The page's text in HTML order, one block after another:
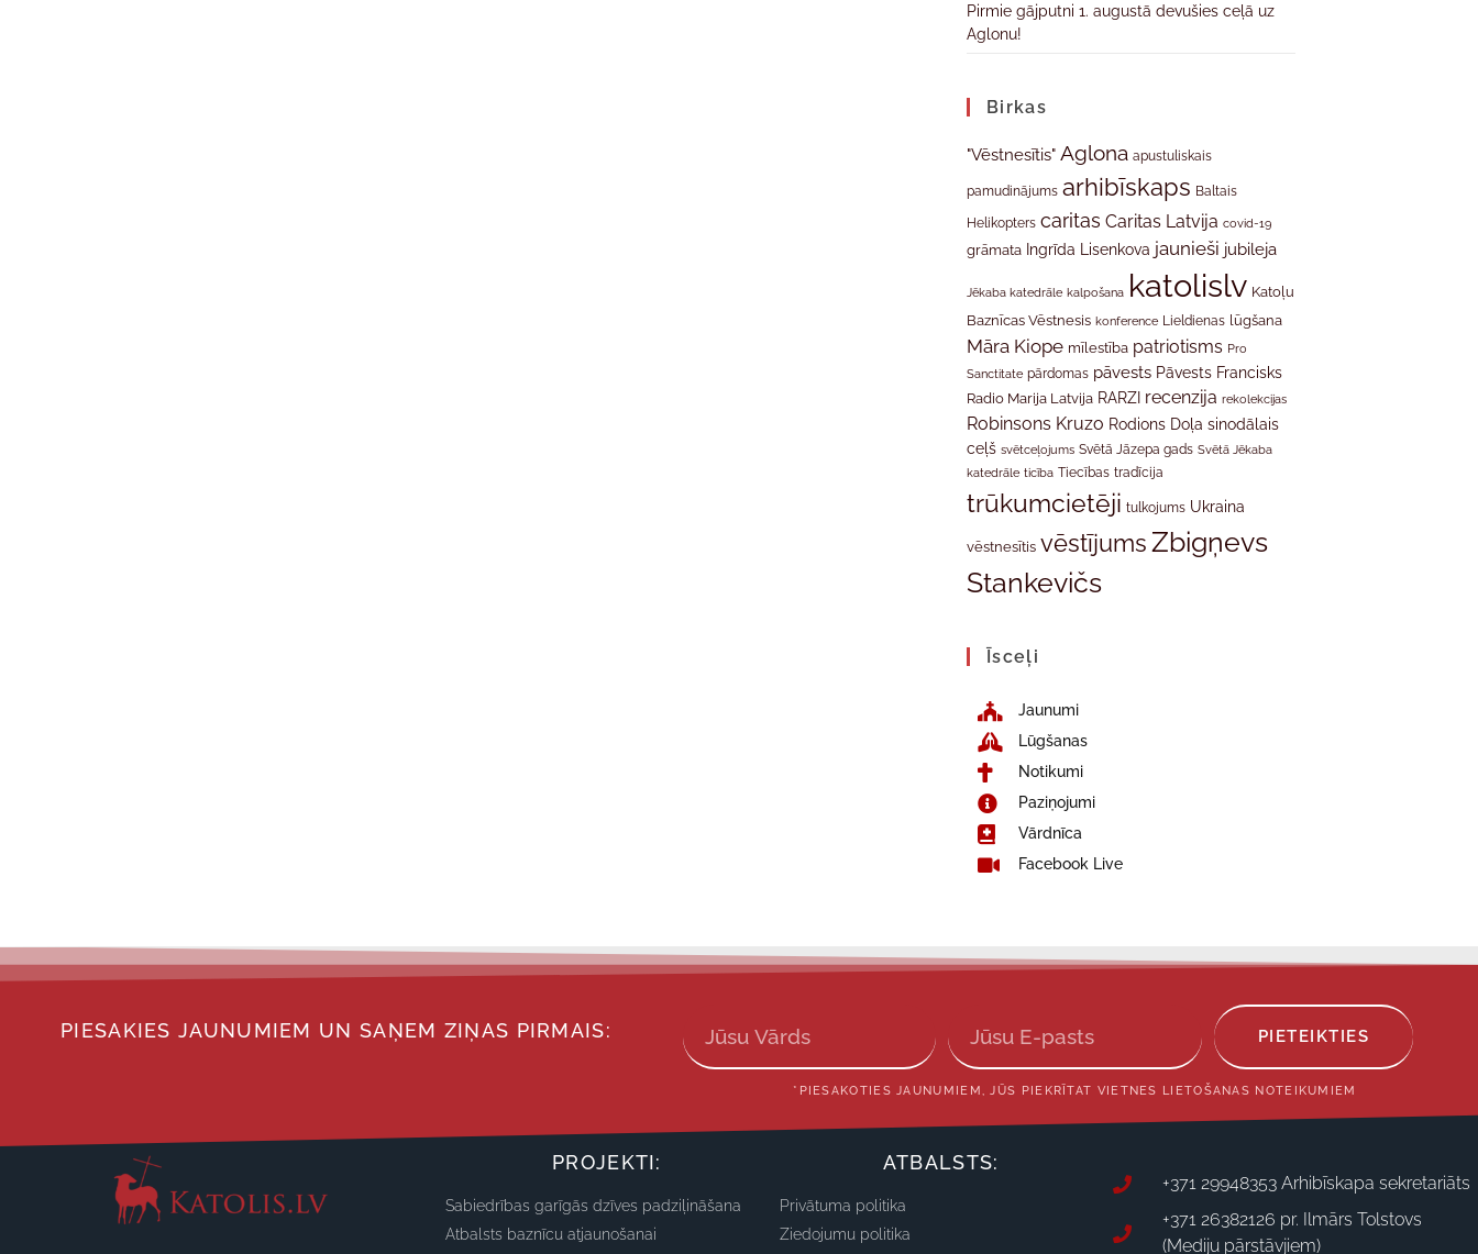
Pirmie gājputni 1. augustā devušies ceļā uz
Aglonu!
Birkas
"Vēstnesītis" Aglona apustuliskais
pamudinājums arhibīskaps Baltais
Helikopters caritas Caritas Latvija covid-19
grāmata Ingrīda Lisenkova jaunieši jubileja
Jēkaba katedrāle kalpošana katolislv Katoļu
Baznīcas Vēstnesis konference Lieldienas lūgšana
Māra Kiope mīlestība patriotisms Pro
Sanctitate pārdomas pāvests Pāvests Francisks
Radio Marija Latvija RARZI recenzija rekolekcijas
Robinsons Kruzo Rodions Doļa sinodālais
ceļš svētceļojums Svētā Jāzepa gads Svētā Jēkaba
katedrāle ticība Tiecības tradīcija
trūkumcietēji tulkojums Ukraina
vēstnesītis vēstījumsZbigņevs
Stankevičs
Īsceļi
Jaunumi
Lūgšanas
Notikumi
Paziņojumi
Vārdnīca
Facebook Live
PIESAKIES JAUNUMIEM UN SAŅEM ZIŅAS PIRMAIS: PIETEIKTIES
*PIESAKOTIES JAUNUMIEM, JŪS PIEKRĪTAT VIETNES LIETOŠANAS NOTEIKUMIEM
PROJEKTI:
Sabiedrības garīgās dzīves padziļināšana
Atbalsts baznīcu atjaunošanai
ATBALSTS:
Privātuma politika
Ziedojumu politika
+371 29948353 Arhibīskapa sekretariāts
+371 26382126 pr. Ilmārs Tolstovs
(Mediju pārstāvjiem)